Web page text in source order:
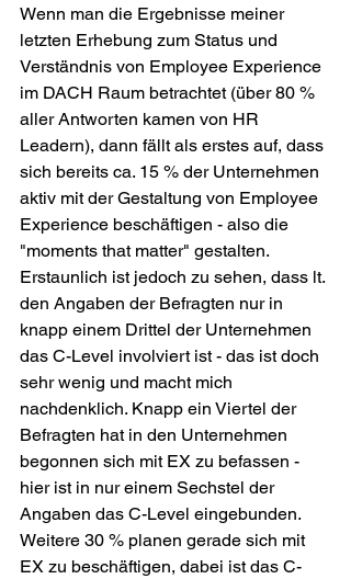
Wenn man die Ergebnisse meiner
letzten Erhebung zum Status und
Verständnis von Employee Experience
im DACH Raum betrachtet (über 80 %
aller Antworten kamen von HR
Leadern), dann fällt als erstes auf, dass
sich bereits ca. 15 % der Unternehmen
aktiv mit der Gestaltung von Employee
Experience beschäftigen - also die
"moments that matter" gestalten.
Erstaunlich ist jedoch zu sehen, dass lt.
den Angaben der Befragten nur in
knapp einem Drittel der Unternehmen
das C-Level involviert ist - das ist doch
sehr wenig und macht mich
nachdenklich. Knapp ein Viertel der
Befragten hat in den Unternehmen
begonnen sich mit EX zu befassen -
hier ist in nur einem Sechstel der
Angaben das C-Level eingebunden.
Weitere 30 % planen gerade sich mit
EX zu beschäftigen, dabei ist das C-